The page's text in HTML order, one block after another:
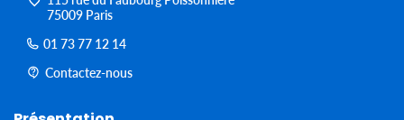
75009 Paris
01 73 77 12 14
Contactez-nous